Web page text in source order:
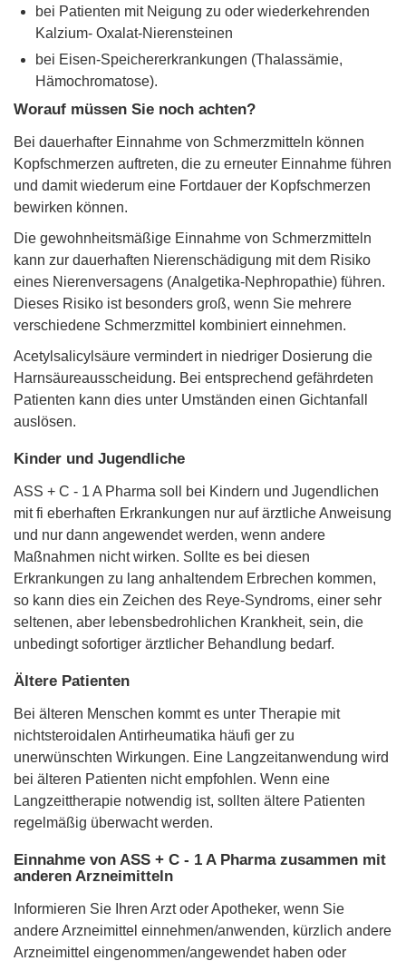
bei Patienten mit Neigung zu oder wiederkehrenden
Kalzium- Oxalat-Nierensteinen
bei Eisen-Speichererkrankungen (Thalassämie,
Hämochromatose).
Worauf müssen Sie noch achten?
Bei dauerhafter Einnahme von Schmerzmitteln können
Kopfschmerzen auftreten, die zu erneuter Einnahme führen
und damit wiederum eine Fortdauer der Kopfschmerzen
bewirken können.
Die gewohnheitsmäßige Einnahme von Schmerzmitteln
kann zur dauerhaften Nierenschädigung mit dem Risiko
eines Nierenversagens (Analgetika-Nephropathie) führen.
Dieses Risiko ist besonders groß, wenn Sie mehrere
verschiedene Schmerzmittel kombiniert einnehmen.
Acetylsalicylsäure vermindert in niedriger Dosierung die
Harnsäureausscheidung. Bei entsprechend gefährdeten
Patienten kann dies unter Umständen einen Gichtanfall
auslösen.
Kinder und Jugendliche
ASS + C - 1 A Pharma soll bei Kindern und Jugendlichen
mit fi eberhaften Erkrankungen nur auf ärztliche Anweisung
und nur dann angewendet werden, wenn andere
Maßnahmen nicht wirken. Sollte es bei diesen
Erkrankungen zu lang anhaltendem Erbrechen kommen,
so kann dies ein Zeichen des Reye-Syndroms, einer sehr
seltenen, aber lebensbedrohlichen Krankheit, sein, die
unbedingt sofortiger ärztlicher Behandlung bedarf.
Ältere Patienten
Bei älteren Menschen kommt es unter Therapie mit
nichtsteroidalen Antirheumatika häufi ger zu
unerwünschten Wirkungen. Eine Langzeitanwendung wird
bei älteren Patienten nicht empfohlen. Wenn eine
Langzeittherapie notwendig ist, sollten ältere Patienten
regelmäßig überwacht werden.
Einnahme von ASS + C - 1 A Pharma zusammen mit
anderen Arzneimitteln
Informieren Sie Ihren Arzt oder Apotheker, wenn Sie
andere Arzneimittel einnehmen/anwenden, kürzlich andere
Arzneimittel eingenommen/angewendet haben oder